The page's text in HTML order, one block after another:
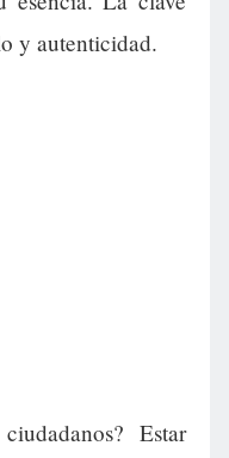
y autenticidad.
Estar